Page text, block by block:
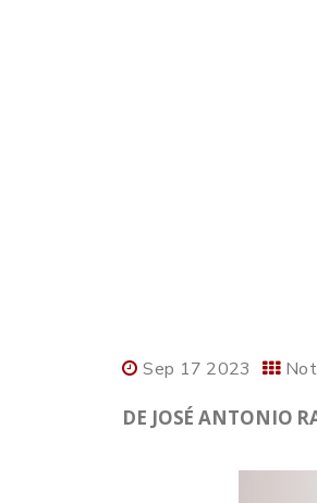
Sep 17 2023
DE JOSÉ ANTONIO